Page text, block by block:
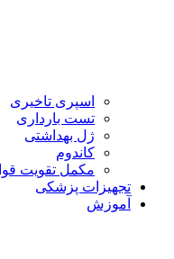
اسپری تاخیری
تست بارداری
ژل بهداشتی
کاندوم
مکمل تقویت
تجهیزات پزشکی
آموزش